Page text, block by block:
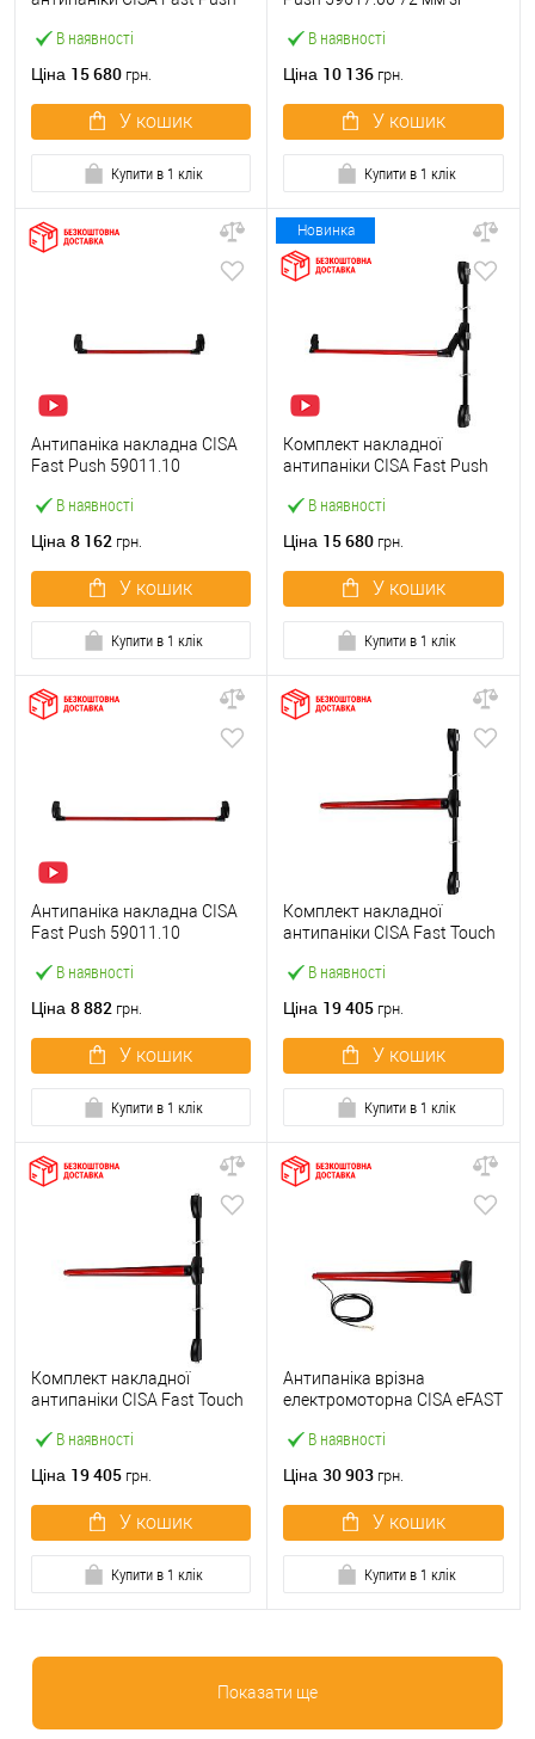
В наявності
точковий вверх-вниз
Ціна 15 680 грн.
У кошик
Купити в 1 клік
В наявності
Ціна 10 136 грн.
У кошик
Купити в 1 клік
В наявності
Антипаніка накладна CISA
Fast Push 59011.10
штангою 900 мм червона
Ціна 8 162 грн.
У кошик
Купити в 1 клік
Новинка
В наявності
Комплект накладної
антипаніки CISA Fast Push
точковий вбік червона
Ціна 15 680 грн.
У кошик
Купити в 1 клік
В наявності
Антипаніка накладна CISA
Fast Push 59011.10
штангою 1500 мм червона
Ціна 8 882 грн.
У кошик
Купити в 1 клік
В наявності
Комплект накладної
антипаніки CISA Fast Touch
точковий вбік червона
Ціна 19 405 грн.
У кошик
Купити в 1 клік
В наявності
Комплект накладної
антипаніки CISA Fast Touch
точковий вверх-вниз
Ціна 19 405 грн.
У кошик
Купити в 1 клік
В наявності
Антипаніка врізна
електромоторна CISA eFAST
Ціна 30 903 грн.
У кошик
Купити в 1 клік
Показати ще